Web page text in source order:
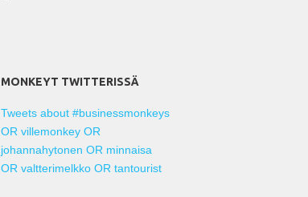
MONKEYT TWITTERISSÄ
Tweets about #businessmonkeys
OR villemonkey OR
johannahytonen OR minnaisa
OR valtterimelkko OR tantourist